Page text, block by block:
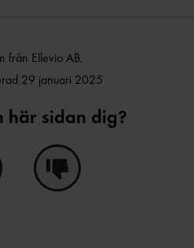
från Ellevio AB,
29 januari 2025
här sidan dig?